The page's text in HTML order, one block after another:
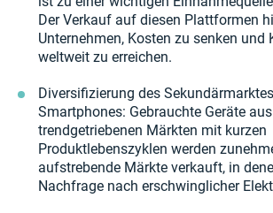
Der Verkauf auf diesen Plattformen
Unternehmen, Kosten zu senken und
weltweit zu erreichen.
Diversifizierung des
Smartphones: Gebrauchte Geräte
trendgetriebenen Märkten mit kurzen
Produktlebenszyklen werden
aufstrebende Märkte verkauft, in
Nachfrage nach erschwinglicher